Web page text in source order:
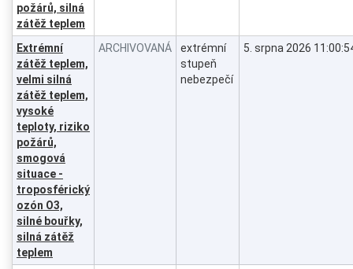
požárů, silná
zátěž teplem
Extrémní
zátěž teplem,
velmi silná
zátěž teplem,
vysoké
teploty, riziko
požárů,
smogová
situace -
troposférický
ozón O3,
silné bouřky,
silná zátěž
teplem
ARCHIVOVANÁ
extrémní
stupeň
nebezpečí
5. srpna 2026